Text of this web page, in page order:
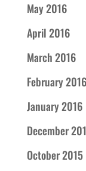
May 2016
April 2016
March 2016
February 2016
January 2016
December
October 2015